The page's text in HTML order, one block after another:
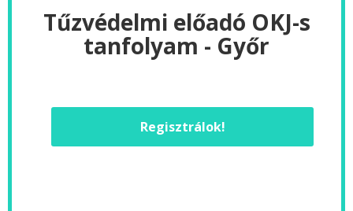
Tűzvédelmi előadó OKJ-s
tanfolyam - Győr
Regisztrálok!